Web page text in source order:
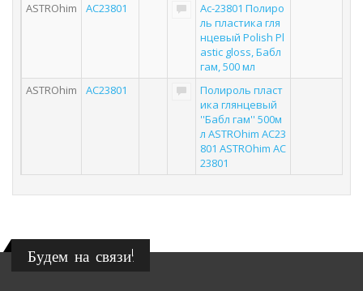
ASTROhim
AC23801
Ас-23801 Полиро
ль пластика гля
нцевый Polish Pl
astic gloss, Бабл
гам, 500 мл
ASTROhim
AC23801
Полироль пласт
ика глянцевый
''Бабл гам'' 500м
л ASTROhim AC23
801 ASTROhim AC
23801
Будем на связи!